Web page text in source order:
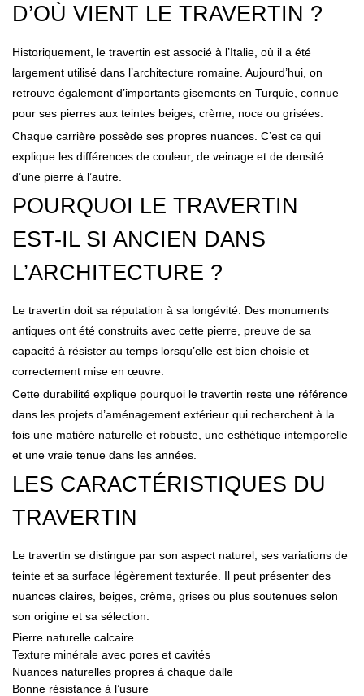
D’OÙ VIENT LE TRAVERTIN ?
Historiquement, le travertin est associé à l’Italie, où il a été
largement utilisé dans l’architecture romaine. Aujourd’hui, on
retrouve également d’importants gisements en Turquie, connue
pour ses pierres aux teintes beiges, crème, noce ou grisées.
Chaque carrière possède ses propres nuances. C’est ce qui
explique les différences de couleur, de veinage et de densité
d’une pierre à l’autre.
POURQUOI LE TRAVERTIN
EST-IL SI ANCIEN DANS
L’ARCHITECTURE ?
Le travertin doit sa réputation à sa longévité. Des monuments
antiques ont été construits avec cette pierre, preuve de sa
capacité à résister au temps lorsqu’elle est bien choisie et
correctement mise en œuvre.
Cette durabilité explique pourquoi le travertin reste une référence
dans les projets d’aménagement extérieur qui recherchent à la
fois une matière naturelle et robuste, une esthétique intemporelle
et une vraie tenue dans les années.
LES CARACTÉRISTIQUES DU
TRAVERTIN
Le travertin se distingue par son aspect naturel, ses variations de
teinte et sa surface légèrement texturée. Il peut présenter des
nuances claires, beiges, crème, grises ou plus soutenues selon
son origine et sa sélection.
Pierre naturelle calcaire
Texture minérale avec pores et cavités
Nuances naturelles propres à chaque dalle
Bonne résistance à l’usure